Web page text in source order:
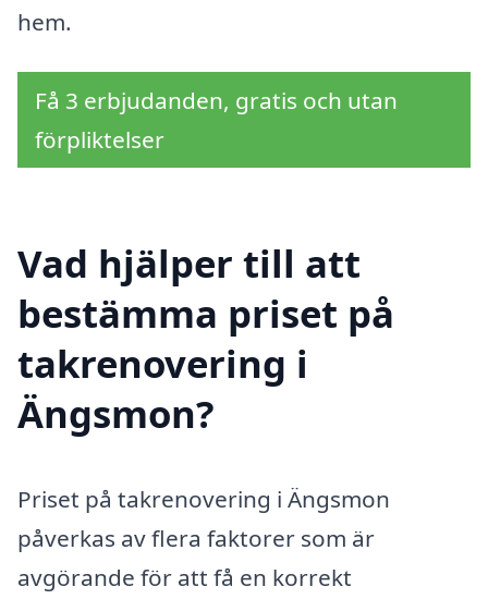
hem.
Få 3 erbjudanden, gratis och utan
förpliktelser
Vad hjälper till att
bestämma priset på
takrenovering i
Ängsmon?
Priset på takrenovering i Ängsmon
påverkas av flera faktorer som är
avgörande för att få en korrekt